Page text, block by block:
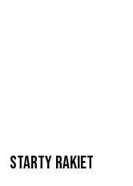
Starty rakiet